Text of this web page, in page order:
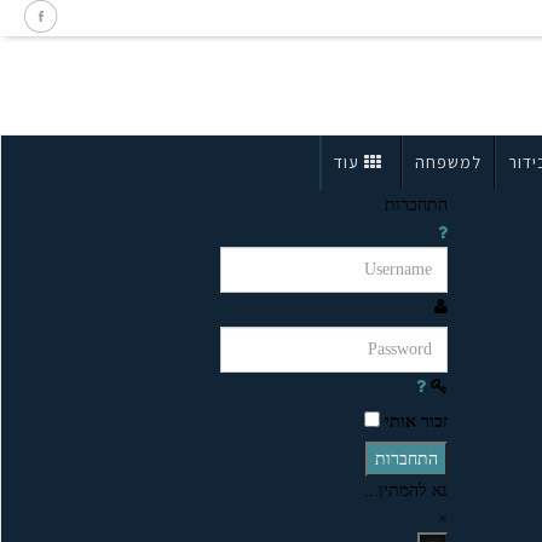
למשפחה עוד
התחברות
זכור אותי
התחברות
נא להמתין...
×